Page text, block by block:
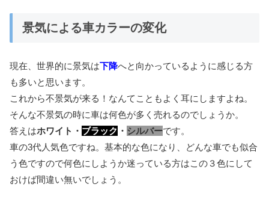
景気による車カラーの変化
現在、世界的に景気は下降へと向かっているように感じる方
も多いと思います。
これから不景気が来る！なんてこともよく耳にしますよね。
そんな不景気の時に車は何色が多く売れるのでしょうか。
答えはホワイト・ ブラック ・ シルバーです。
車の3代人気色ですね。基本的な色になり、どんな車でも似合
う色ですので何色にしようか迷っている方はこの３色にして
おけば間違い無いでしょう。